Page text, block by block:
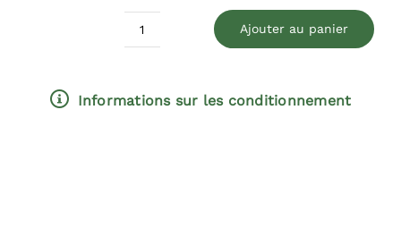
Ajouter au panier
Informations sur les conditionnement